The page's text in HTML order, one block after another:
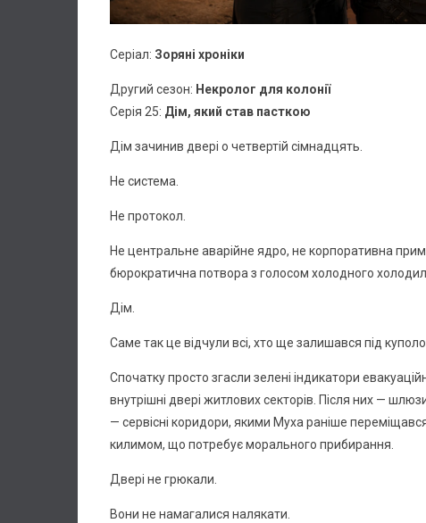
Серіал: Зоряні хроніки
Другий сезон: Некролог для колонії
Серія 25: Дім, який став пасткою
Дім зачинив двері о четвертій сімнадцять.
Не система.
Не протокол.
Не центральне аварійне ядро, не корпоративна
бюрократична потвора з голосом холодного
Дім.
Саме так це відчули всі, хто ще залишався під
Спочатку просто згасли зелені індикатори
внутрішні двері житлових секторів. Після них —
— сервісні коридори, якими Муха раніше
килимом, що потребує морального прибирання.
Двері не грюкали.
Вони не намагалися налякати.